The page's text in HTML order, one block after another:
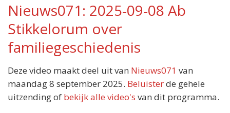
Nieuws071: 2025-09-08 Ab
Stikkelorum over
familiegeschiedenis
Deze video maakt deel uit van Nieuws071 van
maandag 8 september 2025. Beluisterde gehele
uitzending of bekijk alle video's van dit programma.